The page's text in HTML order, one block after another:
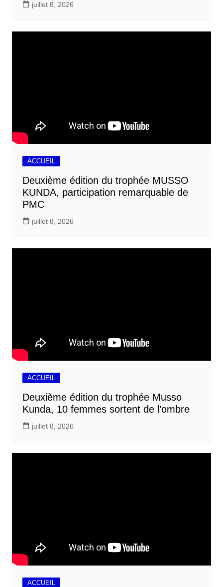
juillet 8, 2026
ACCUEIL
Deuxième édition du trophée MUSSO
KUNDA, participation remarquable de
PMC
juillet 8, 2026
ACCUEIL
Deuxième édition du trophée Musso
Kunda, 10 femmes sortent de l’ombre
juillet 8, 2026
ACCUEIL